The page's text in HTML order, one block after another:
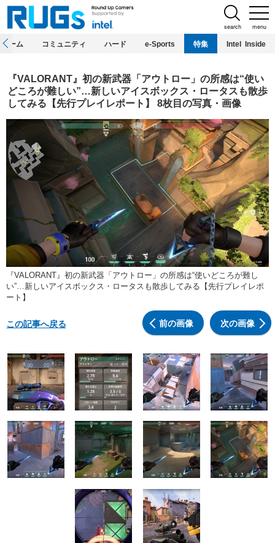
menu
search
ホーム コミュニティ ハード e-Sports 特集 Intel Inside
『VALORANT』初の新武器「アウトロー」の所感は“使い
どころが難しい”…新しいアイスボックス・ロータスも散歩
してみる【先行プレイレポート】 8枚目の写真・画像
『VALORANT』初の新武器「アウトロー」の所感は“使いどころが難し
い”…新しいアイスボックス・ロータスも散歩してみる【先行プレイレポ
ート】
前の画像 次の画像
この記事へ戻る